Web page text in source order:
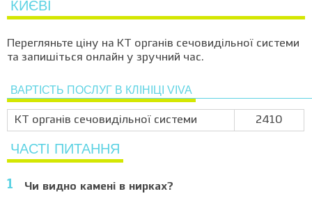
КИЄВІ
Перегляньте ціну на КТ органів сечовидільної системи
та запишіться онлайн у зручний час.
ВАРТІСТЬ ПОСЛУГ В КЛІНІЦІ VIVA
КТ органів сечовидільної системи 2410
ЧАСТІ ПИТАННЯ
Чи видно камені в нирках?